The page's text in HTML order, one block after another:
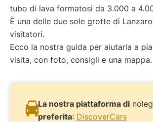
tubo di lava formatosi da 3.000 a
È una delle due sole grotte di
visitatori.
Ecco la nostra guida per aiutarla a
visita, con foto, consigli e una mappa.
La nostra piattaforma di
preferita: DiscoverCars